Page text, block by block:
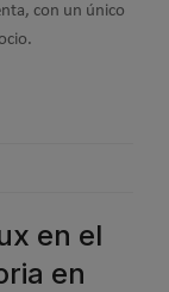
con un único
en el
en